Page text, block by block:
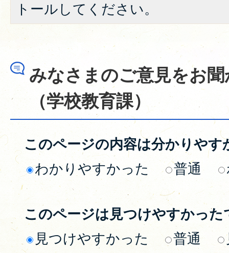
トールしてください。
みなさまのご意見をお
（学校教育課）
このページの内容は分かりやす
わかりやすかった
普通
このページは見つけやすかった
見つけやすかった
普通